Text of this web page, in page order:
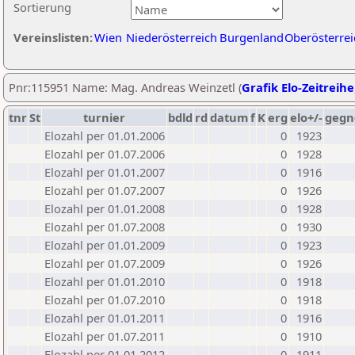
Sortierung
Vereinslisten:Wien Niederösterreich Burgenland
Pnr:115951 Name: Mag. Andreas Weinzetl (Grafik Elo-Zeitreihe
tnrSt turnier bdld rd datumf Kerg elo+/-
Elozahl per 01.01.2006
0
1923
Elozahl per 01.07.2006
0
1928
Elozahl per 01.01.2007
0
1916
Elozahl per 01.07.2007
0
1926
Elozahl per 01.01.2008
0
1928
Elozahl per 01.07.2008
0
1930
Elozahl per 01.01.2009
0
1923
Elozahl per 01.07.2009
0
1926
Elozahl per 01.01.2010
0
1918
Elozahl per 01.07.2010
0
1918
Elozahl per 01.01.2011
0
1916
Elozahl per 01.07.2011
0
1910